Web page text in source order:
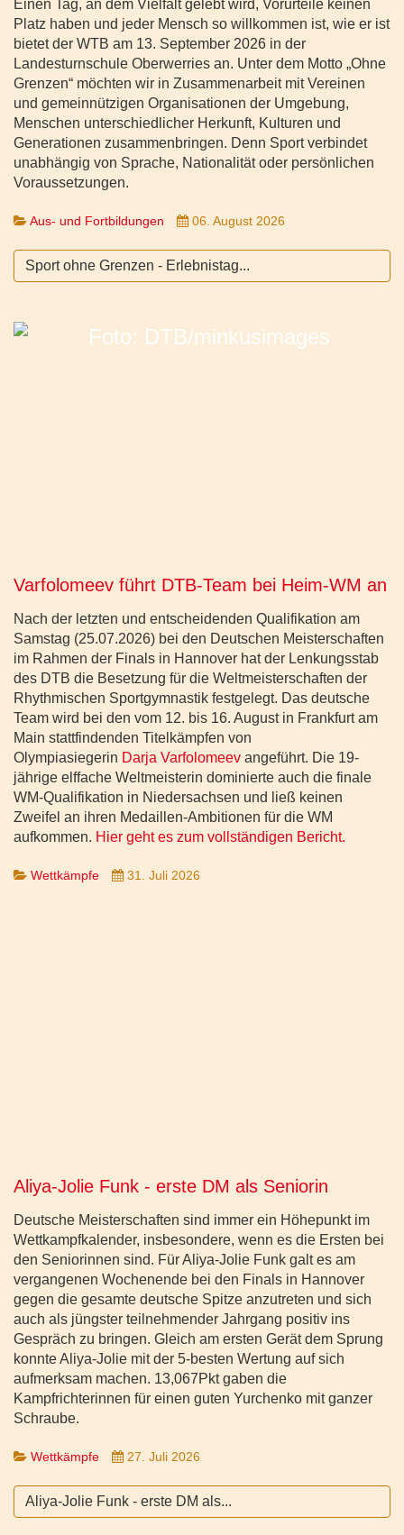
Einen Tag, an dem Vielfalt gelebt wird, Vorurteile keinen
Platz haben und jeder Mensch so willkommen ist, wie er ist
bietet der WTB am 13. September 2026 in der
Landesturnschule Oberwerries an. Unter dem Motto „Ohne
Grenzen“ möchten wir in Zusammenarbeit mit Vereinen
und gemeinnützigen Organisationen der Umgebung,
Menschen unterschiedlicher Herkunft, Kulturen und
Generationen zusammenbringen. Denn Sport verbindet
unabhängig von Sprache, Nationalität oder persönlichen
Voraussetzungen.
Aus- und Fortbildungen 06. August 2026
Sport ohne Grenzen - Erlebnistag...
Varfolomeev führt DTB-Team bei Heim-WM an
Nach der letzten und entscheidenden Qualifikation am
Samstag (25.07.2026) bei den Deutschen Meisterschaften
im Rahmen der Finals in Hannover hat der Lenkungsstab
des DTB die Besetzung für die Weltmeisterschaften der
Rhythmischen Sportgymnastik festgelegt. Das deutsche
Team wird bei den vom 12. bis 16. August in Frankfurt am
Main stattfindenden Titelkämpfen von
Olympiasiegerin Darja Varfolomeev angeführt. Die 19-
jährige elffache Weltmeisterin dominierte auch die finale
WM-Qualifikation in Niedersachsen und ließ keinen
Zweifel an ihren Medaillen-Ambitionen für die WM
aufkommen. Hier geht es zum vollständigen Bericht.
Wettkämpfe 31. Juli 2026
Aliya-Jolie Funk - erste DM als Seniorin
Deutsche Meisterschaften sind immer ein Höhepunkt im
Wettkampfkalender, insbesondere, wenn es die Ersten bei
den Seniorinnen sind. Für Aliya-Jolie Funk galt es am
vergangenen Wochenende bei den Finals in Hannover
gegen die gesamte deutsche Spitze anzutreten und sich
auch als jüngster teilnehmender Jahrgang positiv ins
Gespräch zu bringen. Gleich am ersten Gerät dem Sprung
konnte Aliya-Jolie mit der 5-besten Wertung auf sich
aufmerksam machen. 13,067Pkt gaben die
Kampfrichterinnen für einen guten Yurchenko mit ganzer
Schraube.
Wettkämpfe 27. Juli 2026
Aliya-Jolie Funk - erste DM als...